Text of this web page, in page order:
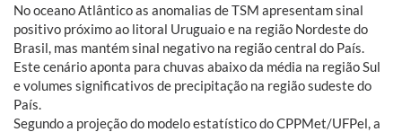
No oceano Atlântico as anomalias de TSM apresentam sinal
positivo próximo ao litoral Uruguaio e na região Nordeste do
Brasil, mas mantém sinal negativo na região central do País.
Este cenário aponta para chuvas abaixo da média na região Sul
e volumes significativos de precipitação na região sudeste do
País.
Segundo a projeção do modelo estatístico do CPPMet/UFPel, a